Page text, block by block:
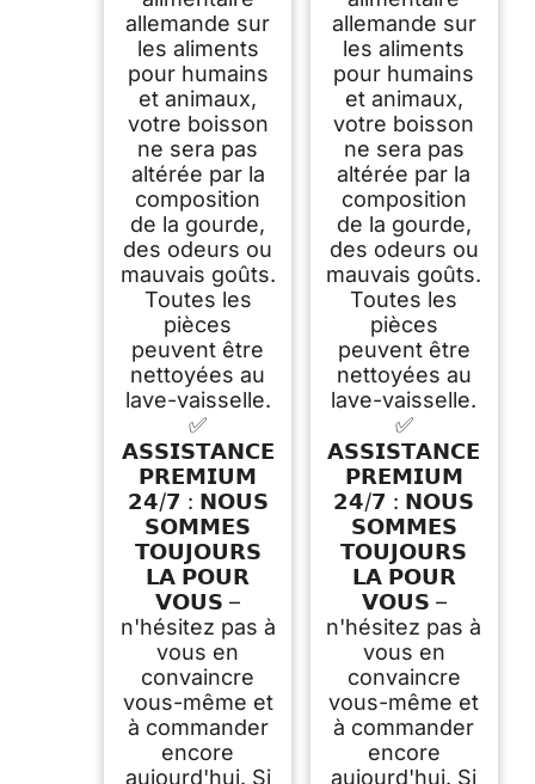
allemande sur
les aliments
pour humains
et animaux,
votre boisson
ne sera pas
altérée par la
composition
de la gourde,
des odeurs ou
mauvais goûts.
Toutes les
pièces
peuvent être
nettoyées au
lave-vaisselle.
✅
𝗔𝗦𝗦𝗜𝗦𝗧𝗔𝗡𝗖𝗘
𝗣𝗥𝗘𝗠𝗜𝗨𝗠
𝟮𝟰/𝟳 : 𝗡𝗢𝗨𝗦
𝗦𝗢𝗠𝗠𝗘𝗦
𝗧𝗢𝗨𝗝𝗢𝗨𝗥𝗦
𝗟𝗔 𝗣𝗢𝗨𝗥
𝗩𝗢𝗨𝗦 –
n'hésitez pas à
vous en
convaincre
vous-même et
à commander
encore
aujourd'hui. Si
allemande sur
les aliments
pour humains
et animaux,
votre boisson
ne sera pas
altérée par la
composition
de la gourde,
des odeurs ou
mauvais goûts.
Toutes les
pièces
peuvent être
nettoyées au
lave-vaisselle.
✅
𝗔𝗦𝗦𝗜𝗦𝗧𝗔𝗡𝗖𝗘
𝗣𝗥𝗘𝗠𝗜𝗨𝗠
𝟮𝟰/𝟳 : 𝗡𝗢𝗨𝗦
𝗦𝗢𝗠𝗠𝗘𝗦
𝗧𝗢𝗨𝗝𝗢𝗨𝗥𝗦
𝗟𝗔 𝗣𝗢𝗨𝗥
𝗩𝗢𝗨𝗦 –
n'hésitez pas à
vous en
convaincre
vous-même et
à commander
encore
aujourd'hui. Si